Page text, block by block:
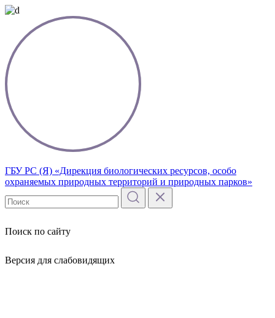
ГБУ РС (Я) «Дирекция биологических ресурсов, особо
охраняемых природных территорий и природных парков»
Поиск по сайту
Версия для слабовидящих